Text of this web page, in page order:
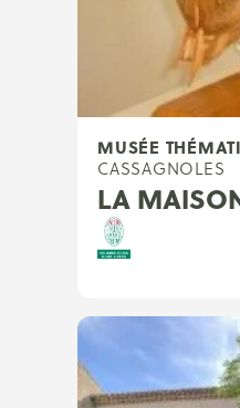
MUSÉE
CASSAGNOLES
LA